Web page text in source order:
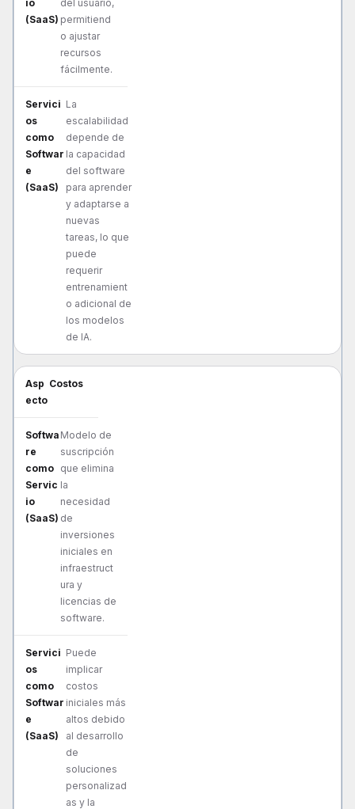
del usuario,
permitiend
o ajustar
recursos
fácilmente.
La
escalabilidad
depende de
la capacidad
del software
para aprender
y adaptarse a
nuevas
tareas, lo que
puede
requerir
entrenamient
o adicional de
los modelos
de IA.
Costos
Modelo de
suscripción
que elimina
la
necesidad
de
inversiones
iniciales en
infraestruct
ura y
licencias de
software.
Puede
implicar
costos
iniciales más
altos debido
al desarrollo
de
soluciones
personalizad
as y la